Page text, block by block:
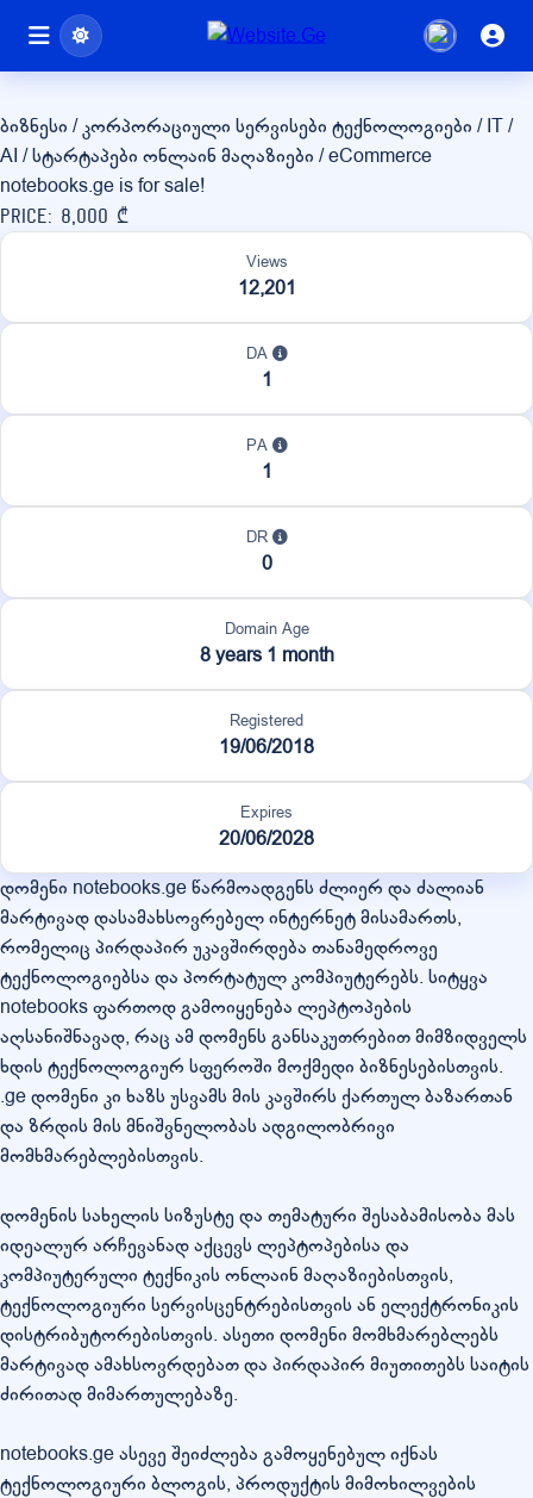
notebooks.ge
ბიზნესი / კორპორაციული სერვისები ტექნოლოგიები / IT /
AI / სტარტაპები ონლაინ მაღაზიები / eCommerce
notebooks.ge is for sale!
Price: 8,000 ₾
Views
12,201
DA
1
PA
1
DR
0
Domain Age
8 years 1 month
Registered
19/06/2018
Expires
20/06/2028
დომენი notebooks.ge წარმოადგენს ძლიერ და ძალიან
მარტივად დასამახსოვრებელ ინტერნეტ მისამართს,
რომელიც პირდაპირ უკავშირდება თანამედროვე
ტექნოლოგიებსა და პორტატულ კომპიუტერებს. სიტყვა
notebooks ფართოდ გამოიყენება ლეპტოპების
აღსანიშნავად, რაც ამ დომენს განსაკუთრებით მიმზიდველს
ხდის ტექნოლოგიურ სფეროში მოქმედი ბიზნესებისთვის.
.ge დომენი კი ხაზს უსვამს მის კავშირს ქართულ ბაზართან
და ზრდის მის მნიშვნელობას ადგილობრივი
მომხმარებლებისთვის.
დომენის სახელის სიზუსტე და თემატური შესაბამისობა მას
იდეალურ არჩევანად აქცევს ლეპტოპებისა და
კომპიუტერული ტექნიკის ონლაინ მაღაზიებისთვის,
ტექნოლოგიური სერვისცენტრებისთვის ან ელექტრონიკის
დისტრიბუტორებისთვის. ასეთი დომენი მომხმარებლებს
მარტივად ამახსოვრდებათ და პირდაპირ მიუთითებს საიტის
ძირითად მიმართულებაზე.
notebooks.ge ასევე შეიძლება გამოყენებულ იქნას
ტექნოლოგიური ბლოგის, პროდუქტის მიმოხილვების